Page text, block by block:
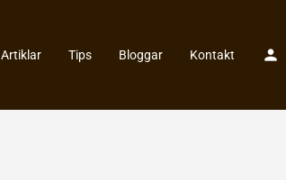
Artiklar Tips Bloggar Kontakt